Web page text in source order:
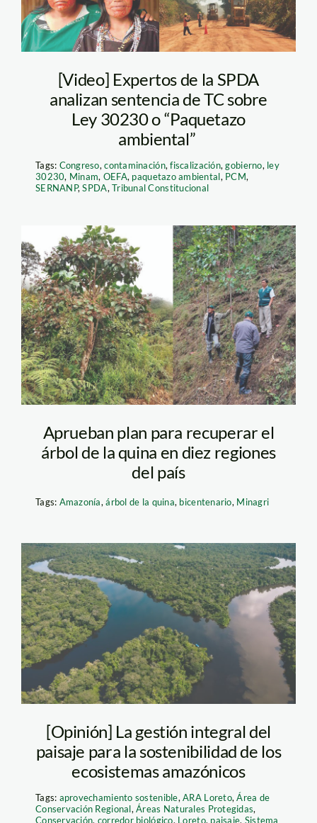
[Video] Expertos de la SPDA
analizan sentencia de TC sobre
Ley 30230 o “Paquetazo
ambiental”
Tags: Congreso,contaminación,fiscalización,gobierno, ley
30230, Minam, OEFA, paquetazo ambiental, PCM,
SERNANP,SPDA,Tribunal Constitucional
arbol-de-la-quina—
minagri
Aprueban plan para recuperar el
árbol de la quina en diez regiones
del país
Tags: Amazonía,árbol de la quina, bicentenario, Minagri
Fotos-Alto-Nanay-
SPDA-ARA-9
[Opinión] La gestión integral del
paisaje para la sostenibilidad de los
ecosistemas amazónicos
Tags: aprovechamiento sostenible,ARA Loreto,Área de
Conservación Regional,Áreas Naturales Protegidas,
Conservación, corredor biológico, Loreto, paisaje, Sistema